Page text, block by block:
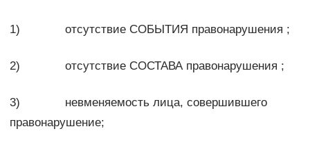
1) отсутствие СОБЫТИЯ правонарушения ;
2) отсутствие СОСТАВА правонарушения ;
3) невменяемость лица, совершившего
правонарушение;